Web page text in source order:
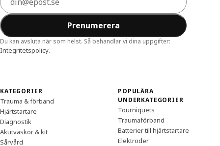
Prenumerera
Du kan avsluta när som helst. Så behandlar vi dina uppgifter:
Integritetspolicy.
KATEGORIER
Trauma & förband
Hjärtstartare
Diagnostik
Akutväskor & kit
Sårvård
POPULÄRA
UNDERKATEGORIER
Tourniquets
Traumaförband
Batterier till hjärtstartare
Elektroder